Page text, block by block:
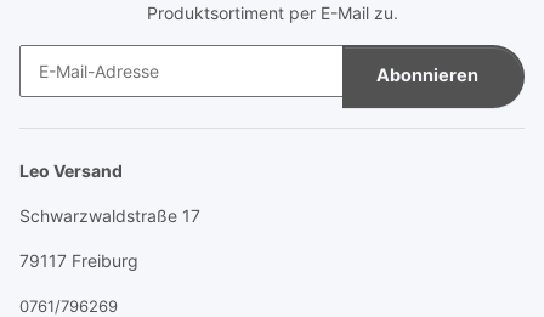
Produktsortiment per E-Mail zu.
Abonnieren
Leo Versand
Schwarzwaldstraße 17
79117 Freiburg
0761/796269